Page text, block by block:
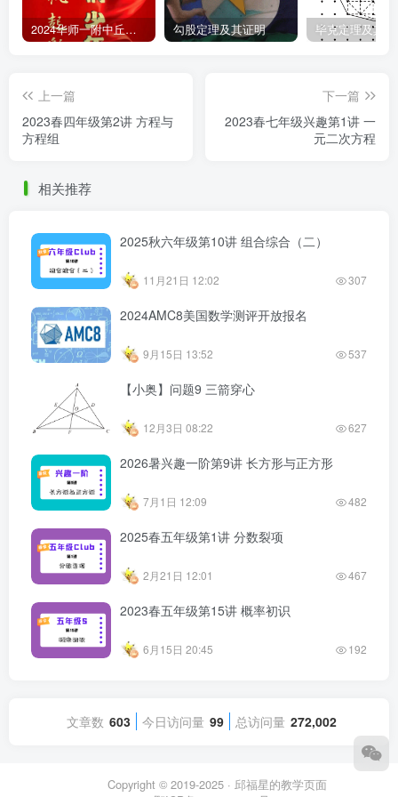
2024华师一附中丘班游园考试真题 勾股定理及其证明 毕克定理及其
上一篇
2023春四年级第2讲 方程与
方程组
下一篇
2023春七年级兴趣第1讲 一
元二次方程
相关推荐
2025秋六年级第10讲 组合综合（二）
11月21日 12:02 307
2024AMC8美国数学测评开放报名
9月15日 13:52 537
【小奥】问题9 三箭穿心
12月3日 08:22 627
2026暑兴趣一阶第9讲 长方形与正方形
7月1日 12:09 482
2025春五年级第1讲 分数裂项
2月21日 12:01 467
2023春五年级第15讲 概率初识
6月15日 20:45 192
文章数 603 今日访问量 99 总访问量 272,002
Copyright © 2019-2025 · 邱福星的教学页面